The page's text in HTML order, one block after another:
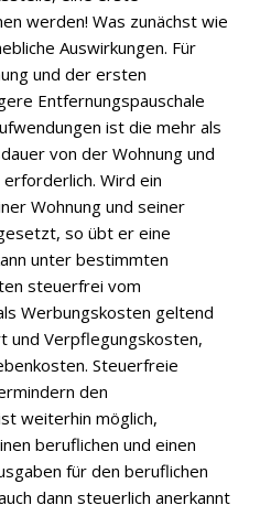
werden! Was zunächst wie
Auswirkungen. Für
und der ersten
Entfernungspauschale
ist die mehr als
von der Wohnung und
Wird ein
Wohnung und seiner
so übt er eine
unter bestimmten
steuerfrei vom
Werbungskosten geltend
und Verpflegungskosten,
Steuerfreie
den
weiterhin möglich,
beruflichen und einen
für den beruflichen
dann steuerlich anerkannt